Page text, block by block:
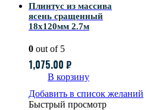
Плинтус из массива
ясень сращенный
18х120мм 2.7м
0 out of 5
1,075.00 ₽
В корзину
Добавить в список желаний
Быстрый просмотр